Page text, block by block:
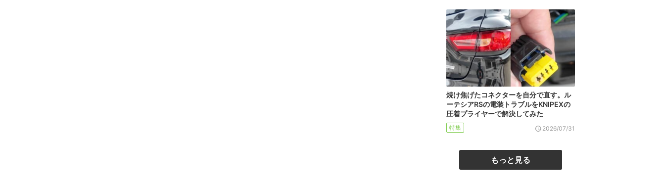
焼け焦げたコネクターを自分で直す。ル
ーテシアRSの電装トラブルをKNIPEXの
圧着プライヤーで解決してみた
特集 2026/07/31
もっと見る